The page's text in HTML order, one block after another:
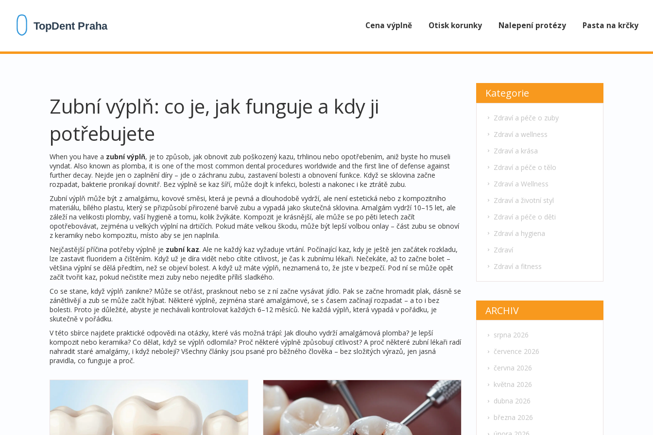
Cena výplně Otisk korunky Nalepení protézy Pasta na krčky
Zubní výplň: co je, jak funguje a kdy ji
potřebujete
When you have a zubní výplň, je to způsob, jak obnovit zub poškozený kazu, trhlinou nebo opotřebením, aniž byste ho museli
vyndat. Also known as plomba, it is one of the most common dental procedures worldwide and the first line of defense against
further decay. Nejde jen o zaplnění díry – jde o záchranu zubu, zastavení bolesti a obnovení funkce. Když se sklovina začne
rozpadat, bakterie pronikají dovnitř. Bez výplně se kaz šíří, může dojít k infekci, bolesti a nakonec i ke ztrátě zubu.
Zubní výplň může být z amalgámu, kovové směsi, která je pevná a dlouhodobě vydrží, ale není estetická nebo z kompozitního
materiálu, bílého plastu, který se přizpůsobí přirozené barvě zubu a vypadá jako skutečná sklovina. Amalgám vydrží 10–15 let, ale
záleží na velikosti plomby, vaší hygieně a tomu, kolik žvýkáte. Kompozit je krásnější, ale může se po pěti letech začít
opotřebovávat, zejména u velkých výplní na drtičích. Pokud máte velkou škodu, může být lepší volbou onlay – část zubu se obnoví
z keramiky nebo kompozitu, místo aby se jen naplnila.
Nejčastější příčina potřeby výplně je zubní kaz. Ale ne každý kaz vyžaduje vrtání. Počínající kaz, kdy je ještě jen začátek rozkladu,
lze zastavit fluoridem a čištěním. Když už je díra vidět nebo cítíte citlivost, je čas k zubnímu lékaři. Nečekáte, až to začne bolet –
většina výplní se dělá předtím, než se objeví bolest. A když už máte výplň, neznamená to, že jste v bezpečí. Pod ní se může opět
začít tvořit kaz, pokud nečistíte mezi zuby nebo nejedíte příliš sladkého.
Co se stane, když výplň zanikne? Může se otřást, prasknout nebo se z ní začne vysávat jídlo. Pak se začne hromadit plak, dásně se
zánětlivějí a zub se může začít hýbat. Některé výplně, zejména staré amalgámové, se s časem začínají rozpadat – a to i bez
bolesti. Proto je důležité, abyste je nechávali kontrolovat každých 6–12 měsíců. Ne každá výplň, která vypadá v pořádku, je
skutečně v pořádku.
V této sbírce najdete praktické odpovědi na otázky, které vás možná trápí: Jak dlouho vydrží amalgámová plomba? Je lepší
kompozit nebo keramika? Co dělat, když se výplň odlomila? Proč některé výplně způsobují citlivost? A proč některé zubní lékaři radí
nahradit staré amalgámy, i když nebolejí? Všechny články jsou psané pro běžného člověka – bez složitých výrazů, jen jasná
pravidla, co funguje a proč.
Kategorie
Zdraví a péče o zuby
Zdraví a wellness
Zdraví a krása
Zdraví a péče o tělo
Zdraví a Wellness
Zdraví a životní styl
Zdraví a péče o děti
Zdraví a hygiena
Zdraví
Zdraví a fitness
ARCHIV
srpna 2026
července 2026
června 2026
května 2026
dubna 2026
března 2026